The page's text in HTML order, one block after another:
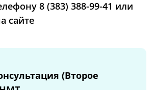
8 (383) 388-99-41 или
сайте
(Второе